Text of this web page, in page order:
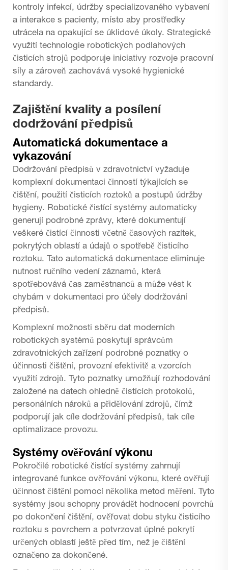
kontroly infekcí, údržby specializovaného vybavení
a interakce s pacienty, místo aby prostředky
utrácela na opakující se úklidové úkoly. Strategické
využití technologie robotických podlahových
čisticích strojů podporuje iniciativy rozvoje pracovní
síly a zároveň zachovává vysoké hygienické
standardy.
Zajištění kvality a posílení
dodržování předpisů
Automatická dokumentace a
vykazování
Dodržování předpisů v zdravotnictví vyžaduje
komplexní dokumentaci činností týkajících se
čištění, použití čisticích roztoků a postupů údržby
hygieny. Robotické čistící systémy automaticky
generují podrobné zprávy, které dokumentují
veškeré čistící činnosti včetně časových razítek,
pokrytých oblastí a údajů o spotřebě čisticího
roztoku. Tato automatická dokumentace eliminuje
nutnost ručního vedení záznamů, která
spotřebovává čas zaměstnanců a může vést k
chybám v dokumentaci pro účely dodržování
předpisů.
Komplexní možnosti sběru dat moderních
robotických systémů poskytují správcům
zdravotnických zařízení podrobné poznatky o
účinnosti čištění, provozní efektivitě a vzorcích
využití zdrojů. Tyto poznatky umožňují rozhodování
založené na datech ohledně čistících protokolů,
personálních nároků a přidělování zdrojů, čímž
podporují jak cíle dodržování předpisů, tak cíle
optimalizace provozu.
Systémy ověřování výkonu
Pokročilé robotické čistící systémy zahrnují
integrované funkce ověřování výkonu, které ověřují
účinnost čištění pomocí několika metod měření. Tyto
systémy jsou schopny provádět hodnocení povrchů
po dokončení čištění, ověřovat dobu styku čisticího
roztoku s povrchem a potvrzovat úplné pokrytí
určených oblastí ještě před tím, než je čištění
označeno za dokončené.